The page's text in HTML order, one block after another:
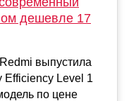
дешевле 17
выпустила
Efficiency Level 1
по цене